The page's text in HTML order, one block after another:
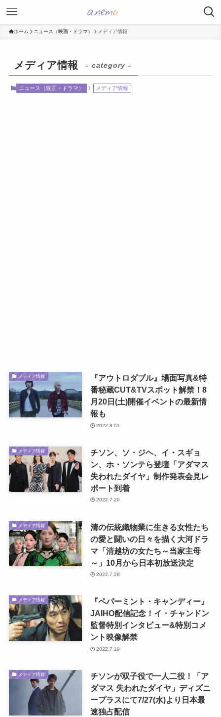
ホーム ニュース（映画・ドラマ） メディア情報
メディア情報 – category –
ニュース（映画・ドラマ） メディア情報
メディア情報
『アウトロダブル』場面写真&特
番秘蔵CUT&TVスポット解禁！8
月20日(土)開催イベントの最新情
報も
2022.8.01
メディア情報
チソン、ソ・ジヘ、イ・スギョ
ン、ホ・ソンテら登壇「アダマス
失われたダイヤ」制作発表会見レ
ポート到着
2022.7.29
メディア情報
清の伝統織物業に生きる女性たち
の愛と闘いの日々を描く大河ドラ
マ「清越坊の女たち～当家主母
～」10月から日本初放送決定
2022.7.28
メディア情報
『ペパーミント・キャンディー』
JAIHO配信記念！イ・チャンドン
監督特別インタビュー&特別コメ
ント映像解禁
2022.7.19
メディア情報
チソンが双子役で一人二役！「ア
ダマス 失われたダイヤ」ディズニ
ープラスにて7/27(水)より日本最
速独占配信